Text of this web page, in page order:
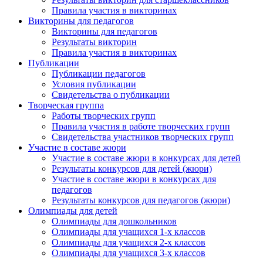
Правила участия в викторинах
Викторины для педагогов
Викторины для педагогов
Результаты викторин
Правила участия в викторинах
Публикации
Публикации педагогов
Условия публикации
Свидетельства о публикации
Творческая группа
Работы творческих групп
Правила участия в работе творческих групп
Свидетельства участников творческих групп
Участие в составе жюри
Участие в составе жюри в конкурсах для детей
Результаты конкурсов для детей (жюри)
Участие в составе жюри в конкурсах для
педагогов
Результаты конкурсов для педагогов (жюри)
Олимпиады для детей
Олимпиады для дошкольников
Олимпиады для учащихся 1-х классов
Олимпиады для учащихся 2-х классов
Олимпиады для учащихся 3-х классов